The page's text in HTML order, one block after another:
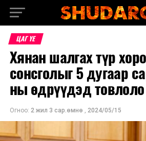
ЦАГ ҮЕ
Хянан шалгах түр
сонсголыг 5 дугаар
ны өдрүүдэд товлоло
Огноо: 2 жил 3 сар.өмнө , 2024/05/15